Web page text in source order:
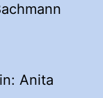
Anita